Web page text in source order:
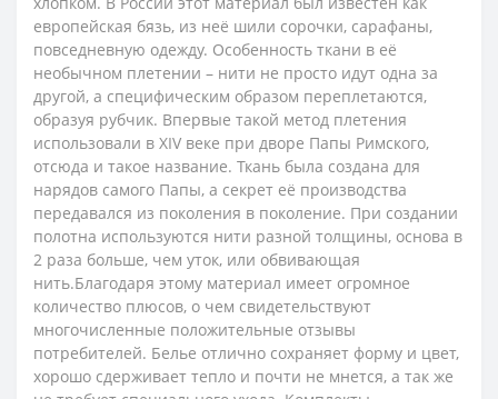
европейская бязь, из неё шили сорочки, сарафаны,
повседневную одежду. Особенность ткани в её
необычном плетении – нити не просто идут одна за
другой, а специфическим образом переплетаются,
образуя рубчик. Впервые такой метод плетения
использовали в XIV веке при дворе Папы Римского,
отсюда и такое название. Ткань была создана для
нарядов самого Папы, а секрет её производства
передавался из поколения в поколение. При создании
полотна используются нити разной толщины, основа в
2 раза больше, чем уток, или обвивающая
нить.Благодаря этому материал имеет огромное
количество плюсов, о чем свидетельствуют
многочисленные положительные отзывы
потребителей. Белье отлично сохраняет форму и цвет,
хорошо сдерживает тепло и почти не мнется, а так же